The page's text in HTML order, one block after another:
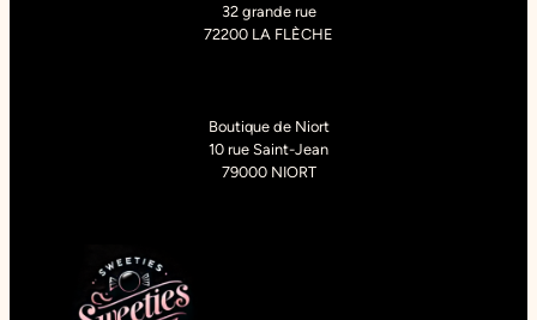
32 grande rue
72200 LA FLÈCHE
Boutique de Niort
10 rue Saint-Jean
79000 NIORT